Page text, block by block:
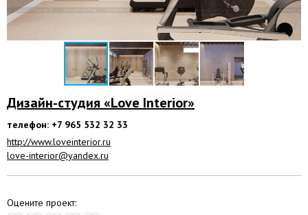
Дизайн-студия «Love Interior»
телефон: +7 965 532 32 33
http://www.loveinterior.ru
love-interior@yandex.ru
Оцените проект: